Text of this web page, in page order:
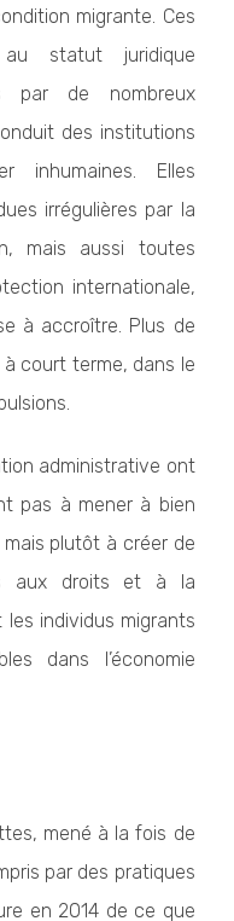
migrante. Ces
statut juridique
par de nombreux
des institutions
inhumaines. Elles
irrégulières par la
mais aussi toutes
internationale,
à accroître. Plus de
à court terme, dans le
administrative ont
pas à mener à bien
plutôt à créer de
aux droits et à la
individus migrants
dans l’économie
mené à la fois de
par des pratiques
en 2014 de ce que